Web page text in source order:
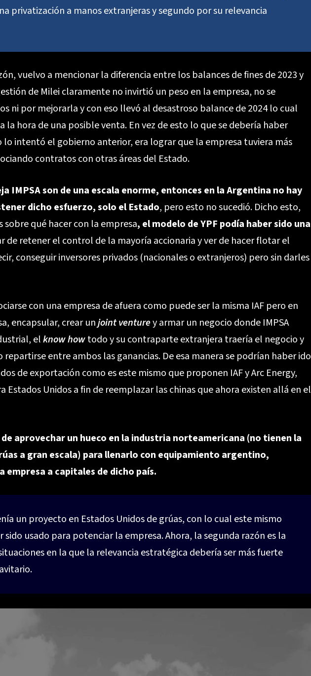
privatización a manos extranjeras y segundo por su relevancia
vuelvo a mencionar la diferencia entre los balances de fines de 2023 y
de Milei claramente no invirtió un peso en la empresa, no se
ni por mejorarla y con eso llevó al desastroso balance de 2024 lo cual
la hora de una posible venta. En vez de esto lo que se debería haber
intentó el gobierno anterior, era lograr que la empresa tuviera más
contratos con otras áreas del Estado.
IMPSA son de una escala enorme, entonces en la Argentina no hay
dicho esfuerzo, solo el Estado, pero esto no sucedió. Dicho esto,
qué hacer con la empresa, el modelo de YPF podía haber sido una
de retener el control de la mayoría accionaria y ver de hacer flotar el
conseguir inversores privados (nacionales o extranjeros) pero sin darles
con una empresa de afuera como puede ser la misma IAF pero en
encapsular, crear unjoint venturey armar un negocio donde IMPSA
elknow howtodo y su contraparte extranjera traería el negocio y
entre ambos las ganancias. De esa manera se podrían haber ido
de exportación como es este mismo que proponen IAF y Arc Energy,
Estados Unidos a fin de reemplazar las chinas que ahora existen allá en el
de aprovechar un hueco en la industria norteamericana (no tienen la
a gran escala) para llenarlo con equipamiento argentino,
empresa a capitales de dicho país.
un proyecto en Estados Unidos de grúas, con lo cual este mismo
usado para potenciar la empresa.Ahora, la segunda razón es la
en la que la relevancia estratégica debería ser más fuerte